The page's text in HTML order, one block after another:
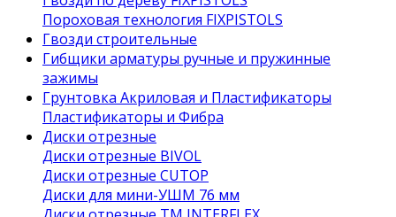
Пороховая технология FIXPISTOLS
Гвозди строительные
Гибщики арматуры ручные и пружинные
зажимы
Грунтовка Акриловая и Пластификаторы
Пластификаторы и Фибра
Диски отрезные
Диски отрезные BIVOL
Диски отрезные CUTOP
Диски для мини-УШМ 76 мм